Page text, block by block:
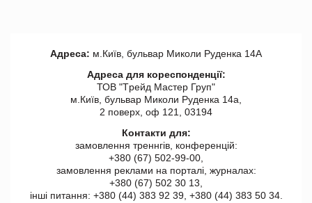
Адреса: м.Київ, бульвар Миколи Руденка 14А
Адреса для кореспонденції:
ТОВ "Tрейд Мастер Груп"
м.Київ, бульвар Миколи Руденка 14а,
2 поверх, оф 121, 03194
Контакти для:
замовлення треннгів, конференцій:
+380 (67) 502-99-00,
замовлення реклами на порталі, журналах:
+380 (67) 502 30 13,
інші питання: +380 (44) 383 92 39, +380 (44) 383 50 34.